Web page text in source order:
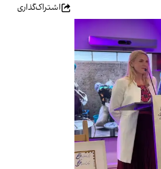
اشتراک‌گذاری